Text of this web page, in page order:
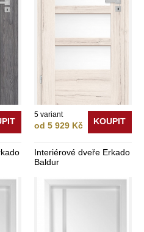
5 variant
od 5 929 Kč KOUPIT
Interiérové dveře Erkado
Baldur